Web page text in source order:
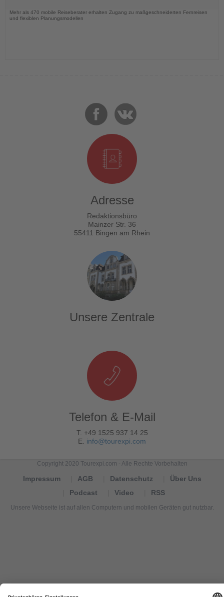
Mehr als 470 mobile Reiseberater erhalten Zugang zu maßgeschneiderten Fernreisen
und flexiblen Planungsmodellen
Adresse
Redaktionsbüro
Mainzer Str. 36
55411 Bingen am Rhein
Unsere Zentrale
Telefon & E-Mail
T. +49 1525 937 14 25
E. info@tourexpi.com
Copyright 2020 Tourexpi.com - Alle Rechte Vorbehalten
Impressum AGB Datenschutz
Über Uns
Podcast
Video RSS
Unsere Webseite ist auf allen Computern und mobilen Geräten gut nutzbar.